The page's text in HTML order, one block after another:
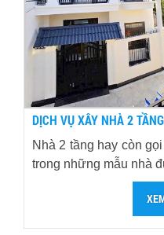
DỊCH VỤ XÂY NHÀ 2
Nhà 2 tầng hay còn
trong những mẫu nhà